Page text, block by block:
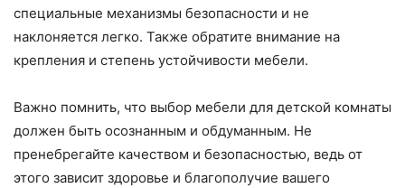
специальные механизмы безопасности и не
наклоняется легко. Также обратите внимание на
крепления и степень устойчивости мебели.
Важно помнить, что выбор мебели для детской комнаты
должен быть осознанным и обдуманным. Не
пренебрегайте качеством и безопасностью, ведь от
этого зависит здоровье и благополучие вашего